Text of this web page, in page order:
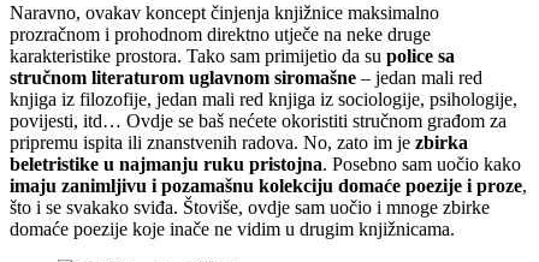
Naravno, ovakav koncept činjenja knjižnice maksimalno
prozračnom i prohodnom direktno utječe na neke druge
karakteristike prostora. Tako sam primijetio da su police sa
stručnom literaturom uglavnom siromašne – jedan mali red
knjiga iz filozofije, jedan mali red knjiga iz sociologije, psihologije,
povijesti, itd… Ovdje se baš nećete okoristiti stručnom građom za
pripremu ispita ili znanstvenih radova. No, zato im je zbirka
beletristike u najmanju ruku pristojna. Posebno sam uočio kako
imaju zanimljivu i pozamašnu kolekciju domaće poezije i proze,
što i se svakako sviđa. Štoviše, ovdje sam uočio i mnoge zbirke
domaće poezije koje inače ne vidim u drugim knjižnicama.